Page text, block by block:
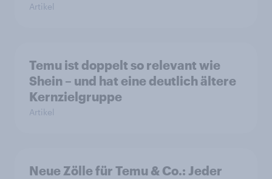
Artikel
Temu ist doppelt so relevant wie
Shein – und hat eine deutlich ältere
Kernzielgruppe
Artikel
Neue Zölle für Temu & Co.: Jeder